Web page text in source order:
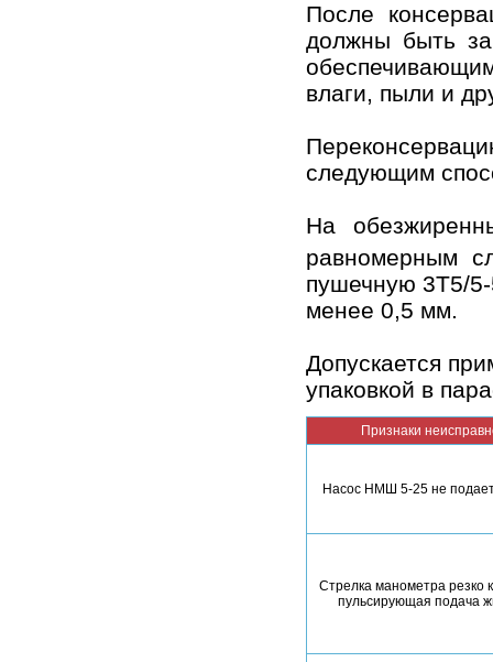
После
должны быть
влаги, пыли и
следующим
На
равномерным
пушечную 3Т5/
менее 0,5 мм.
Допускается
упаковкой в
Признаки
Насос НМШ 5-25 не
Стрелка манометра резко
пульсирующая подача